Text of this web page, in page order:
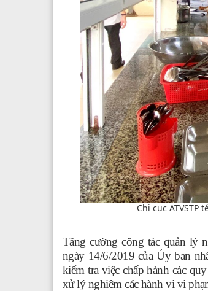
Chi cục
Tăng cường công tác quản lý
ngày 14/6/2019 của Ủy ban
kiểm tra việc chấp hành các
xử lý nghiêm các hành vi vi